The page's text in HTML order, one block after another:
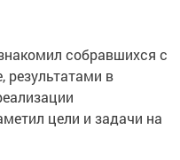
собравшихся с
результатами в
цели и задачи на